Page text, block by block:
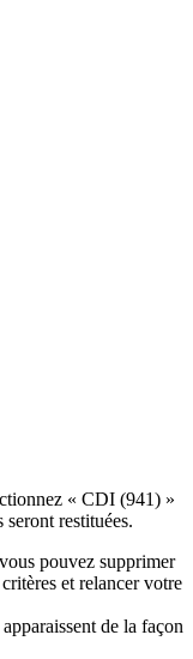
« CDI (941) »
restituées.
pouvez supprimer
et relancer votre
de la façon